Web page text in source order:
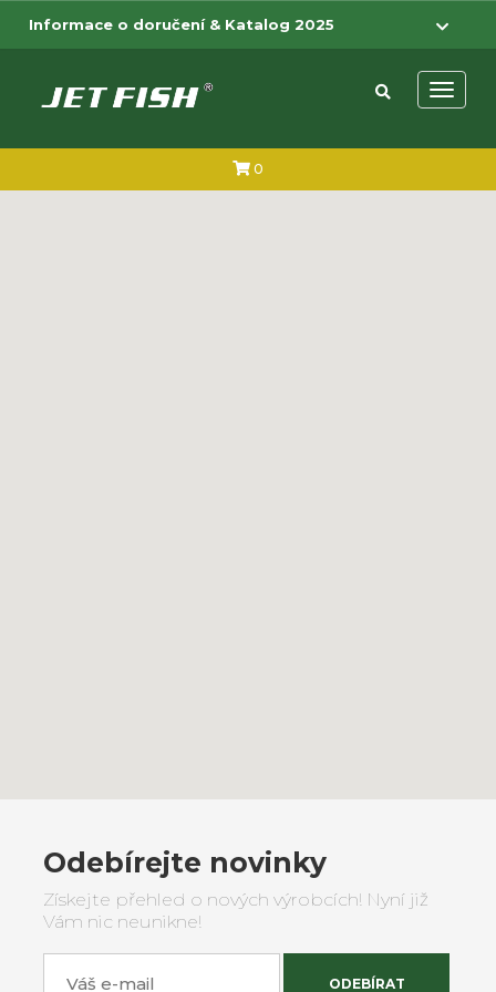
Informace o doručení & Katalog 2025
Otevřít
0
Odebírejte novinky
Získejte přehled o nových výrobcích! Nyní již
Vám nic neunikne!
ODEBÍRAT